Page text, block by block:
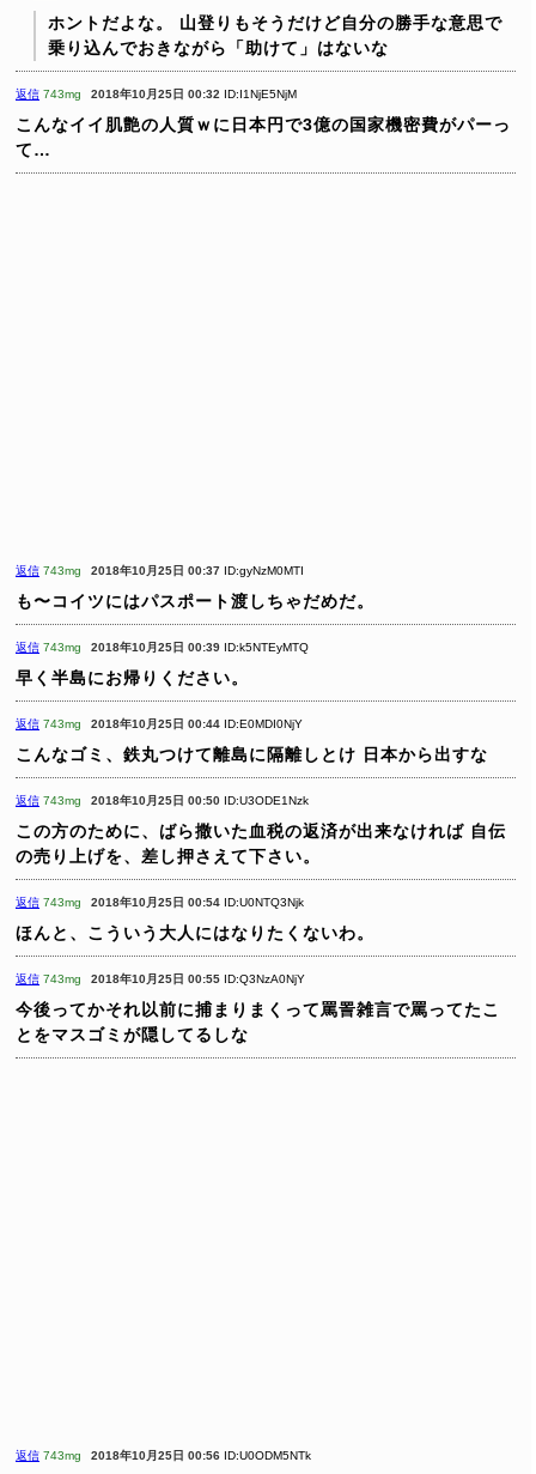
ホントだよな。
山登りもそうだけど自分の勝手な意思で
乗り込んでおきながら「助けて」はないな
返信 743mg 2018年10月25日 00:32 ID:I1NjE5NjM
こんなイイ肌艶の人質ｗに日本円で3億の国家機密費がパーっ
て…
返信 743mg 2018年10月25日 00:37 ID:gyNzM0MTI
も〜コイツにはパスポート渡しちゃだめだ。
返信 743mg 2018年10月25日 00:39 ID:k5NTEyMTQ
早く半島にお帰りください。
返信 743mg 2018年10月25日 00:44 ID:E0MDI0NjY
こんなゴミ、鉄丸つけて離島に隔離しとけ 日本から出すな
返信 743mg 2018年10月25日 00:50 ID:U3ODE1Nzk
この方のために、ばら撒いた血税の返済が出来なければ 自伝
の売り上げを、差し押さえて下さい。
返信 743mg 2018年10月25日 00:54 ID:U0NTQ3Njk
ほんと、こういう大人にはなりたくないわ。
返信 743mg 2018年10月25日 00:55 ID:Q3NzA0NjY
今後ってかそれ以前に捕まりまくって罵詈雑言で罵ってたこ
とをマスゴミが隠してるしな
返信 743mg 2018年10月25日 00:56 ID:U0ODM5NTk